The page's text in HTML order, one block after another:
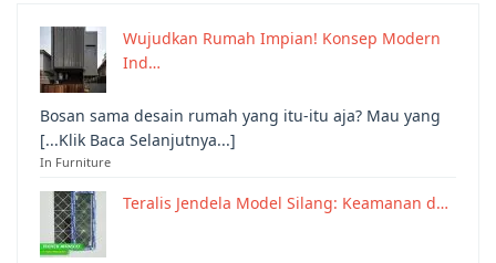
Wujudkan Rumah Impian! Konsep Modern
Ind…
Bosan sama desain rumah yang itu-itu aja? Mau yang
[...Klik Baca Selanjutnya...]
In Furniture
Teralis Jendela Model Silang: Keamanan d…